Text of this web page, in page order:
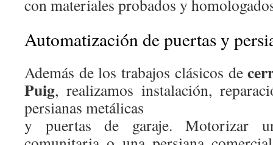
con materiales probados y
Automatización de puertas y
Además de los trabajos clásicos de
Puig, realizamos instalación,
persianas metálicas
y puertas de garaje. Motorizar